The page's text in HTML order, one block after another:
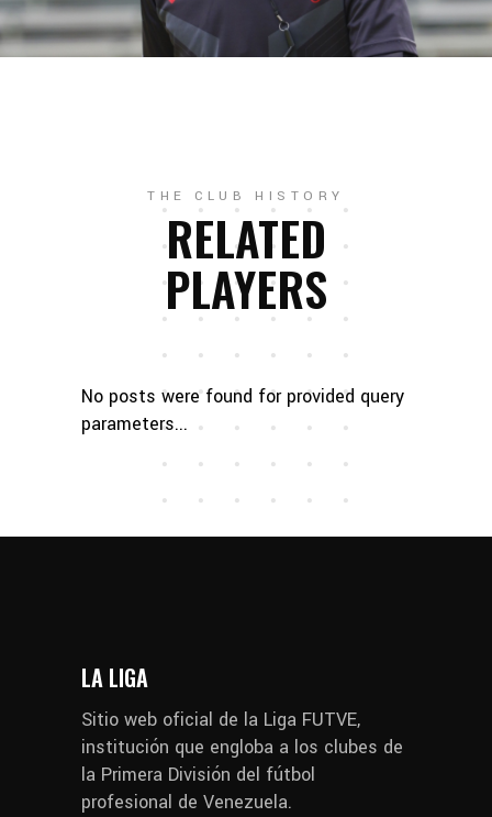
THE CLUB HISTORY
RELATED
PLAYERS
No posts were found for provided query
parameters...
LA LIGA
Sitio web oficial de la Liga FUTVE,
institución que engloba a los clubes de
la Primera División del fútbol
profesional de Venezuela.